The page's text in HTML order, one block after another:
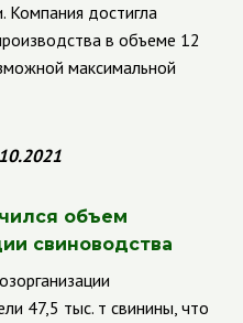
Компания достигла
в объеме 12
максимальной
объем
свиноводства
47,5 тыс. т свинины, что